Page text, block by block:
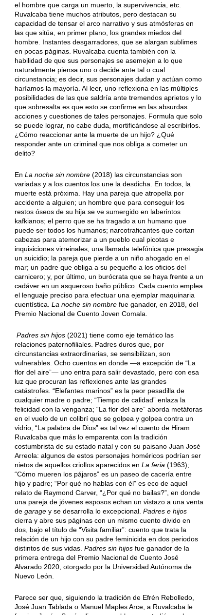
el hombre que carga un muerto, la supervivencia, etc.
Ruvalcaba tiene muchos atributos, pero destacan su
capacidad de tensar el arco narrativo y sus atmósferas en
las que sitúa, en primer plano, los grandes miedos del
hombre. Instantes desgarradores, que se alargan sublimes
en pocas páginas. Ruvalcaba cuenta también con la
habilidad de que sus personajes se asemejen a lo que
naturalmente piensa uno o decide ante tal o cual
circunstancia; es decir, sus personajes dudan y actúan como
haríamos la mayoría. Al leer, uno reflexiona en las múltiples
posibilidades de las que saldría ante tremendos aprietos y lo
que sobresalta es que esto se confirme en las absurdas
acciones y cuestiones de tales personajes. Formula que solo
se puede lograr, no cabe duda, mortificándose al escribirlos.
¿Cómo reaccionar ante la muerte de un hijo? ¿Qué
responder ante un criminal que nos obliga a cometer un
delito?
En La noche sin nombre(2018) las circunstancias son
variadas y a los cuentos los une la desdicha. En todos, la
muerte está próxima. Hay una pareja que atropella por
accidente a alguien; un hombre que para conseguir los
restos óseos de su hija se ve sumergido en laberintos
kafkianos; el perro que se ha tragado a un humano que
puede ser todos los humanos; narcotraficantes que cortan
cabezas para atemorizar a un pueblo cual picotas e
inquisiciones virreinales; una llamada telefónica que presagia
un suicidio; la pareja que pierde a un niño ahogado en el
mar; un padre que obliga a su pequeño a los oficios del
carnicero; y, por último, un burócrata que se haya frente a un
cadáver en un asqueroso baño público. Cada cuento emplea
el lenguaje preciso para efectuar una ejemplar maquinaria
cuentística. La noche sin nombrefue ganador, en 2018, del
Premio Nacional de Cuento Joven Comala.
Padres sin hijos(2021) tiene como eje temático las
relaciones paternofiliales. Padres duros que, por
circunstancias extraordinarias, se sensibilizan, son
vulnerables. Ocho cuentos en donde —a excepción de “La
flor del aire”— uno entra para salir devastado, pero con esa
luz que procuran las reflexiones ante las grandes
catástrofes. “Elefantes marinos” es la peor pesadilla de
cualquier madre o padre; “Tiempo de calidad” enlaza la
felicidad con la venganza; “La flor del aire” aborda metáforas
en el vuelo de un colibrí que se golpea y golpea contra un
vidrio; “La palabra de Dios” es tal vez el cuento de Hiram
Ruvalcaba que más lo emparenta con la tradición
costumbrista de su estado natal y con su paisano Juan José
Arreola: algunos de estos personajes homéricos podrían ser
nietos de aquellos criollos aparecidos en La feria (1963);
“Cómo mueren los pájaros” es un paseo de cacería entre
hijo y padre; “Por qué no hablas con él” es eco de aquel
relato de Raymond Carver, “¿Por qué no bailas?”, en donde
una pareja de jóvenes esposos echan un vistazo a una venta
de garage y se desarrolla lo excepcional. Padres e hijos
cierra y abre sus páginas con un mismo cuento divido en
dos, bajo el título de “Visita familiar”: cuento que trata la
relación de un hijo con su padre feminicida en dos periodos
distintos de sus vidas. Padres sin hijos fue ganador de la
primera entrega del Premio Nacional de Cuento José
Alvarado 2020, otorgado por la Universidad Autónoma de
Nuevo León.
Parece ser que, siguiendo la tradición de Efrén Rebolledo,
José Juan Tablada o Manuel Maples Arce, a Ruvalcaba le